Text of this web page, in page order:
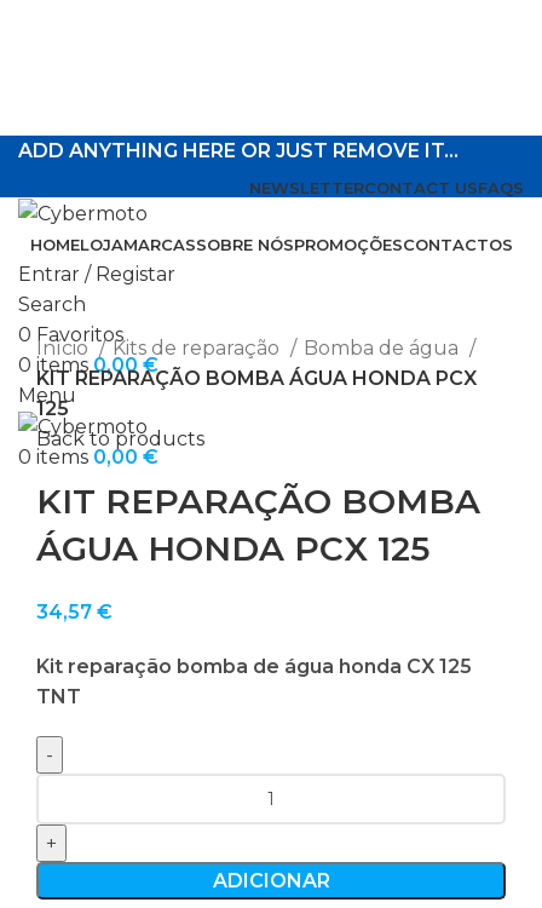
ADD ANYTHING HERE OR JUST REMOVE IT…
NEWSLETTERCONTACT USFAQS
HOMELOJAMARCASSOBRE NÓSPROMOÇÕESCONTACTOS
Entrar / Registar
Search
0 Favoritos
0 items 0,00 €
Menu
0 items 0,00 €
Click to enlarge
Início
Kits de reparação
Bomba de água
KIT REPARAÇÃO BOMBA ÁGUA HONDA PCX
125
Back to products
KIT REPARAÇÃO BOMBA
ÁGUA HONDA PCX 125
34,57 €
Kit reparação bomba de água honda CX 125
TNT
de
KIT
ADICIONAR